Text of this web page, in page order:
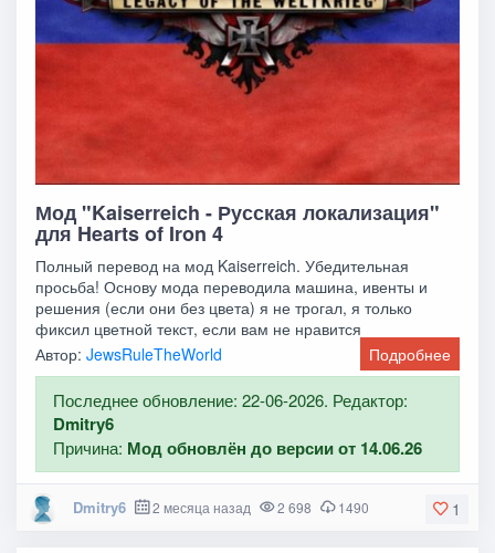
Мод "Kaiserreich - Русская локализация"
для Hearts of Iron 4
Полный перевод на мод Kaiserreich. Убедительная
просьба! Основу мода переводила машина, ивенты и
решения (если они без цвета) я не трогал, я только
фиксил цветной текст, если вам не нравится
Автор:JewsRuleTheWorld Подробнее
Последнее обновление: 22-06-2026. Редактор:
Dmitry6
Причина: Мод обновлён до версии от 14.06.26
1
Dmitry6 2 месяца назад 2 698 1490